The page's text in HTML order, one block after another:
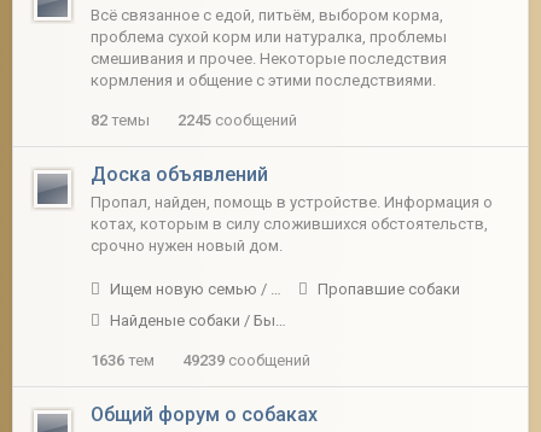
Всё связанное с едой, питьём, выбором корма,
проблема сухой корм или натуралка, проблемы
смешивания и прочее. Некоторые последствия
кормления и общение с этими последствиями.
82 темы 2245 сообщений
Доска объявлений
Пропал, найден, помощь в устройстве. Информация о
котах, которым в силу сложившихся обстоятельств,
срочно нужен новый дом.
Ищем новую семью / передержку
Пропавшие собаки
Найденые собаки / Были замечены
1636 тем 49239 сообщений
Общий форум о собаках